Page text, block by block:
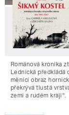
Románová kronika
Lednická předkládá
měnící obraz
překrývá tlustá
zemi a rudém kraji“.